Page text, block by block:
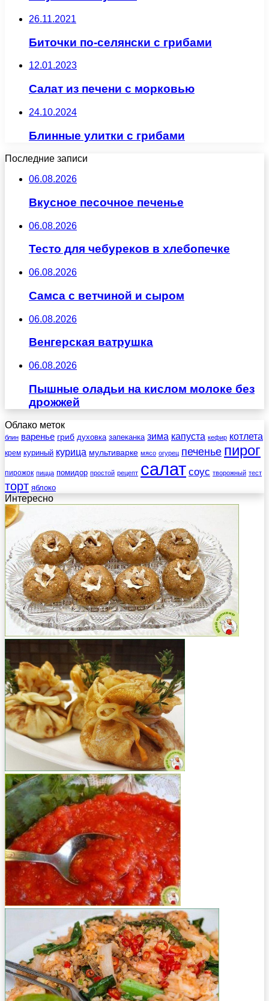
26.11.2021
Биточки по-селянски с грибами
12.01.2023
Салат из печени с морковью
24.10.2024
Блинные улитки с грибами
Последние записи
06.08.2026
Вкусное песочное печенье
06.08.2026
Тесто для чебуреков в хлебопечке
06.08.2026
Самса с ветчиной и сыром
06.08.2026
Венгерская ватрушка
06.08.2026
Пышные оладьи на кислом молоке без
дрожжей
Облако меток
блин варенье гриб духовка запеканка зима капуста кефир котлета
крем куриный курица мультиварке мясо огурец печенье пирог
пирожок пицца помидор простой рецепт салат соус творожный тест
торт яблоко
Интересно